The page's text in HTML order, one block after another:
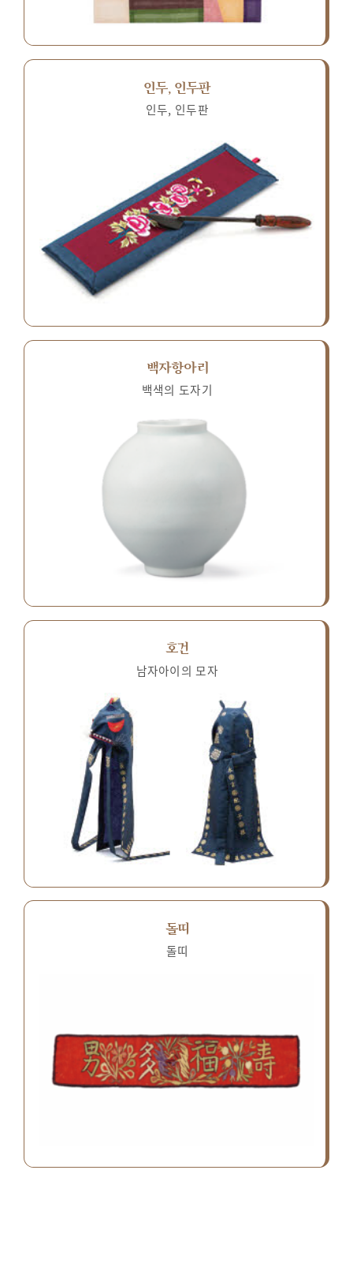
인두, 인두판
인두, 인두판
백자항아리
백색의 도자기
호건
남자아이의 모자
돌띠
돌띠